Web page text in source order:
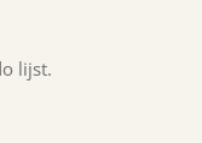
lijst.